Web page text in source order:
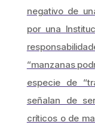
negativo de
por una
“manzanas
especie de
señalan de
críticos o de